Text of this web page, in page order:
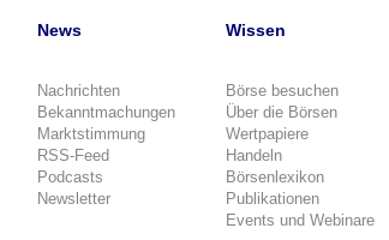
News
Nachrichten
Bekanntmachungen
Marktstimmung
RSS-Feed
Podcasts
Newsletter
Wissen
Börse besuchen
Über die Börsen
Wertpapiere
Handeln
Börsenlexikon
Publikationen
Events und Webinare